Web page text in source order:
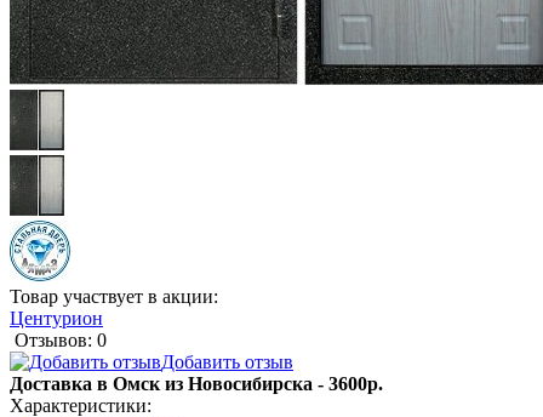
Товар участвует в акции:
Центурион
Отзывов: 0
Добавить отзыв
Доставка в Омск из Новосибирска - 3600р.
Характеристики: